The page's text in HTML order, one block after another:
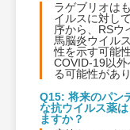
ラゲブリオは
イルスに対し
序から、RSウ
馬脳炎ウイル
性を示す可能
COVID-19以
る可能性があり
Q15: 将来のパン
な抗ウイルス薬
ますか？